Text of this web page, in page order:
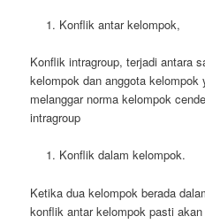
Konflik antar kelompok,
Konflik intragroup, terjadi antara
kelompok dan anggota
melanggar norma kelompok
intragroup
Konflik dalam kelompok.
Ketika dua kelompok berada
konflik antar kelompok pasti akan